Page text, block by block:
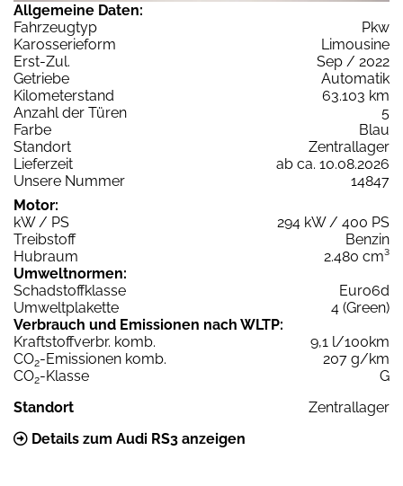
Allgemeine Daten:
Fahrzeugtyp
Pkw
Karosserieform
Limousine
Erst-Zul.
Sep / 2022
Getriebe
Automatik
Kilometerstand
63.103 km
Anzahl der Türen
5
Farbe
Blau
Standort
Zentrallager
Lieferzeit
ab ca. 10.08.2026
Unsere Nummer
14847
Motor:
kW / PS
294 kW / 400 PS
Treibstoff
Benzin
Hubraum
2.480 cm³
Umweltnormen:
Schadstoffklasse
Euro6d
Umweltplakette
4 (Green)
Verbrauch und Emissionen nach WLTP:
Kraftstoffverbr. komb.
9,1 l/100km
CO2-Emissionen komb.
207 g/km
CO2-Klasse
G
Standort
Zentrallager
Details zum Audi RS3 anzeigen